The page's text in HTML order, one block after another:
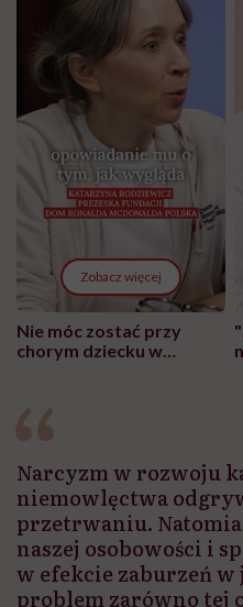
Zobacz więcej
Nie móc zostać przy
chorym dziecku w
Narcyzm w rozwoju
niemowlęctwa
przetrwaniu.
naszej osobowości i
w efekcie zaburzeń
problem zarówno tej